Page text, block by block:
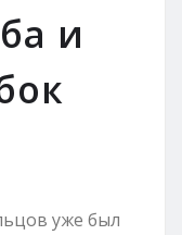
и
уже был